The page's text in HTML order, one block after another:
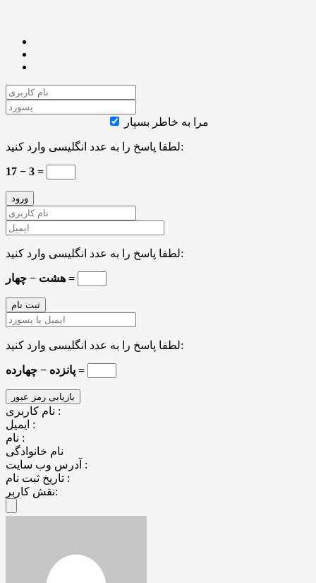
مرا به خاطر بسپار
لطفا پاسخ را به عدد انگلیسی وارد کنید:
17 − 3 =
لطفا پاسخ را به عدد انگلیسی وارد کنید:
هشت − چهار =
لطفا پاسخ را به عدد انگلیسی وارد کنید:
پانزده − چهارده =
نام کاربری :
ایمیل :
نام :
نام خانوادگی
آدرس وب سایت :
تاریخ ثبت نام :
نقش کاربر: